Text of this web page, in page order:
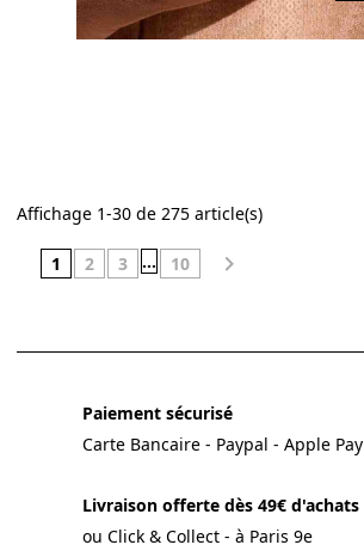
Affichage 1-30 de 275 article(s)
1 2 3 … 10 
Paiement sécurisé
Carte Bancaire - Paypal - Apple Pay
Livraison offerte dès 49€ d'achats
ou Click & Collect - à Paris 9e